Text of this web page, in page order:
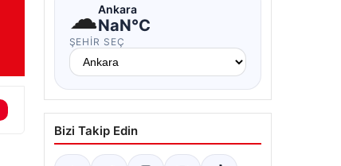
☁Ankara
NaN°C
ŞEHIR SEÇ
Bizi Takip Edin